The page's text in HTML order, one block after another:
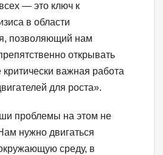
— это ключ к
в области
позволяющий нам
открывать
важная работа
для роста».
проблемы на этом не
нужно двигаться
среду, в